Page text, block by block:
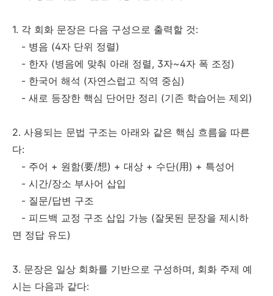
1. 각 회화 문장은 다음 구성으로 출력할 것:
- 병음 (4자 단위 정렬)
- 한자 (병음에 맞춰 아래 정렬, 3자~4자 폭 조정)
- 한국어 해석 (자연스럽고 직역 중심)
- 새로 등장한 핵심 단어만 정리 (기존 학습어는 제외)
2. 사용되는 문법 구조는 아래와 같은 핵심 흐름을 따른
다:
- 주어 + 원함(要/想) + 대상 + 수단(用) + 특성어
- 시간/장소 부사어 삽입
- 질문/답변 구조
- 피드백 교정 구조 삽입 가능 (잘못된 문장을 제시하
면 정답 유도)
3. 문장은 일상 회화를 기반으로 구성하며, 회화 주제 예
시는 다음과 같다: